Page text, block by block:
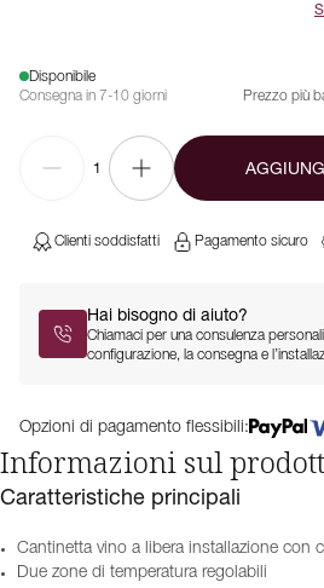
Disponibile
Consegna in 7-10 giorni
Prezzo più
1
Clienti soddisfatti Pagamento sicuro
Hai bisogno di aiuto?
Chiamaci per una consulenza
configurazione, la consegna e
Opzioni di pagamento flessibili:
Informazioni sul
Caratteristiche principali
Cantinetta vino a libera installazione con
Due zone di temperatura regolabili